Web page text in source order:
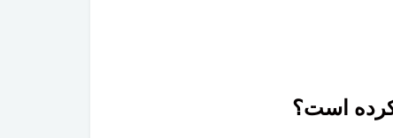
کرده است؟